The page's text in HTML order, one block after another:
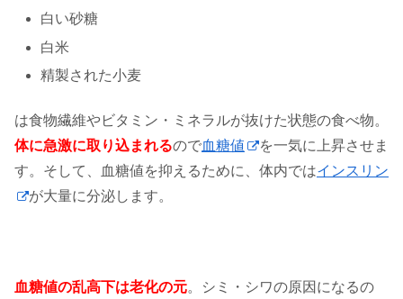
白い砂糖
白米
精製された小麦
は食物繊維やビタミン・ミネラルが抜けた状態の食べ物。
体に急激に取り込まれるので血糖値
を一気に上昇させま
す。そして、血糖値を抑えるために、体内ではインスリン
が大量に分泌します。
血糖値の乱高下は老化の元。シミ・シワの原因になるの